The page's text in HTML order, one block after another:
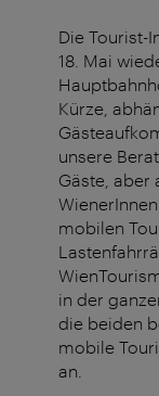
Die Tourist-
18. Mai
Kürze,
unsere
Gäste, aber
mobilen
in der
die beiden
mobile
an.